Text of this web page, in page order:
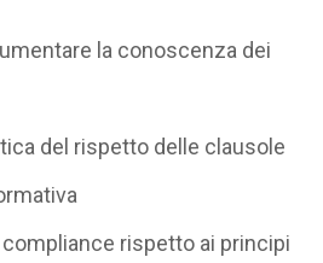
la conoscenza dei
del rispetto delle clausole
rispetto ai principi